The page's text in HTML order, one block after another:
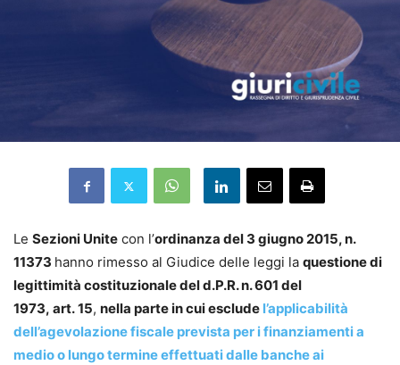
Le Sezioni Unite con l’ordinanza del 3 giugno 2015, n.
11373 hanno rimesso al Giudice delle leggi la questione di
legittimità costituzionale del d.P.R. n. 601 del
1973, art. 15, nella parte in cui esclude l’applicabilità
dell’agevolazione fiscale prevista per i finanziamenti a
medio o lungo termine effettuati dalle banche ai